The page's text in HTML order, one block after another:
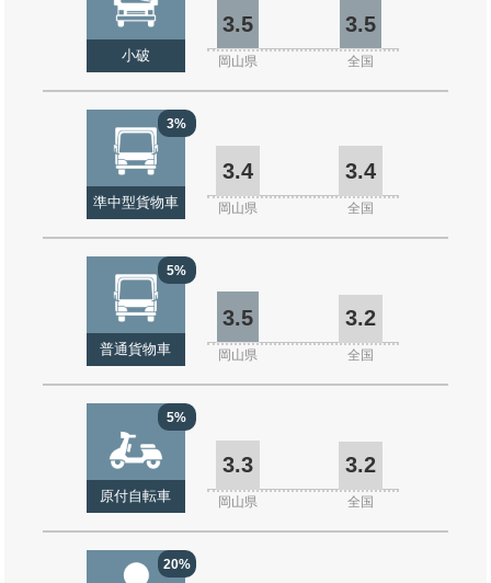
小破
3.5 3.5
岡山県 全国
3%
準中型貨物車
3.4 3.4
岡山県 全国
5%
普通貨物車
3.5 3.2
岡山県 全国
5%
原付自転車
3.3 3.2
岡山県 全国
20%